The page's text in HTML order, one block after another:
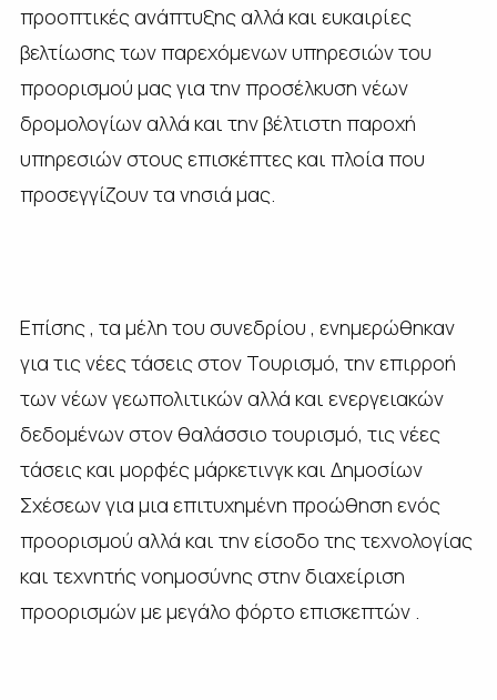
προοπτικές ανάπτυξης αλλά και ευκαιρίες
βελτίωσης των παρεχόμενων υπηρεσιών του
προορισμού μας για την προσέλκυση νέων
δρομολογίων αλλά και την βέλτιστη παροχή
υπηρεσιών στους επισκέπτες και πλοία που
προσεγγίζουν τα νησιά μας.
Επίσης , τα μέλη του συνεδρίου , ενημερώθηκαν
για τις νέες τάσεις στον Τουρισμό, την επιρροή
των νέων γεωπολιτικών αλλά και ενεργειακών
δεδομένων στον θαλάσσιο τουρισμό, τις νέες
τάσεις και μορφές μάρκετινγκ και Δημοσίων
Σχέσεων για μια επιτυχημένη προώθηση ενός
προορισμού αλλά και την είσοδο της τεχνολογίας
και τεχνητής νοημοσύνης στην διαχείριση
προορισμών με μεγάλο φόρτο επισκεπτών .